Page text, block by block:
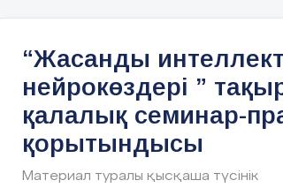
“Жасанды
нейрокөздері ”
қалалық семинар-
қорытындысы
Материал туралы қысқаша түсінік